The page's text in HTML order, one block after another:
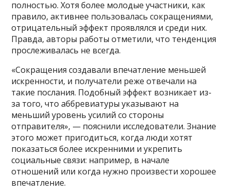
полностью. Хотя более молодые участники, как
правило, активнее пользовалась сокращениями,
отрицательный эффект проявлялся и среди них.
Правда, авторы работы отметили, что тенденция
прослеживалась не всегда.
«Сокращения создавали впечатление меньшей
искренности, и получатели реже отвечали на
такие послания. Подобный эффект возникает из-
за того, что аббревиатуры указывают на
меньший уровень усилий со стороны
отправителя», — пояснили исследователи. Знание
этого может пригодиться, когда люди хотят
показаться более искренними и укрепить
социальные связи: например, в начале
отношений или когда нужно произвести хорошее
впечатление.